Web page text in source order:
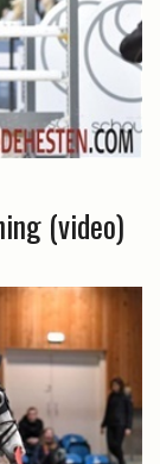
(video)